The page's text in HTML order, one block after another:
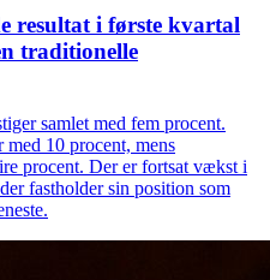
resultat i første kvartal
traditionelle
samlet med fem procent.
10 procent, mens
procent. Der er fortsat vækst i
fastholder sin position som